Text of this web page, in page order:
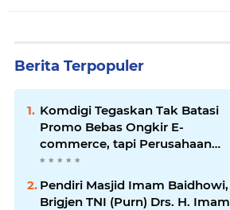
Berita Terpopuler
Komdigi Tegaskan Tak Batasi
Promo Bebas Ongkir E-
commerce, tapi Perusahaan
Kurir
Pendiri Masjid Imam Baidhowi,
Brigjen TNI (Purn) Drs. H. Imam